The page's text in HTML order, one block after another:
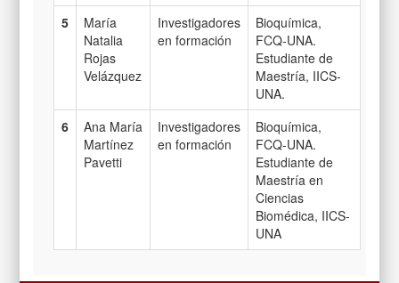
5
María
Natalia
Rojas
Velázquez
Investigadores
en formación
Bioquímica,
FCQ-UNA.
Estudiante de
Maestría, IICS-
UNA.
6
Ana María
Martínez
Pavetti
Investigadores
en formación
Bioquímica,
FCQ-UNA.
Estudiante de
Maestría en
Ciencias
Biomédica, IICS-
UNA